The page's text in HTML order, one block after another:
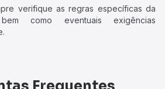
verifique as regras específicas da
como eventuais exigências